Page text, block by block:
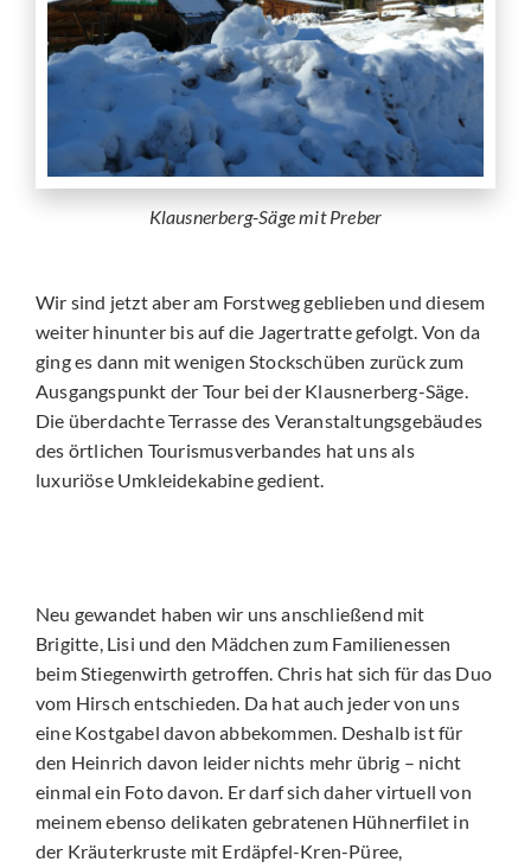
Klausnerberg-Säge mit Preber
Wir sind jetzt aber am Forstweg geblieben und diesem
weiter hinunter bis auf die Jagertratte gefolgt. Von da
ging es dann mit wenigen Stockschüben zurück zum
Ausgangspunkt der Tour bei der Klausnerberg-Säge.
Die überdachte Terrasse des Veranstaltungsgebäudes
des örtlichen Tourismusverbandes hat uns als
luxuriöse Umkleidekabine gedient.
Neu gewandet haben wir uns anschließend mit
Brigitte, Lisi und den Mädchen zum Familienessen
beim Stiegenwirth getroffen. Chris hat sich für das Duo
vom Hirsch entschieden. Da hat auch jeder von uns
eine Kostgabel davon abbekommen. Deshalb ist für
den Heinrich davon leider nichts mehr übrig – nicht
einmal ein Foto davon. Er darf sich daher virtuell von
meinem ebenso delikaten gebratenen Hühnerfilet in
der Kräuterkruste mit Erdäpfel-Kren-Püree,